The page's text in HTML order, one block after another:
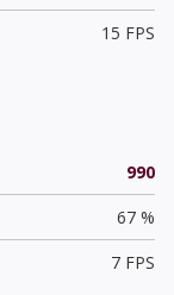
15 FPS
990
67 %
7 FPS